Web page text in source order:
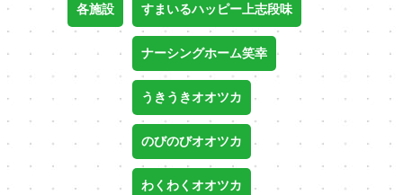
各施設 すまいるハッピー上志段味
ナーシングホーム笑幸
うきうきオオツカ
のびのびオオツカ
わくわくオオツカ